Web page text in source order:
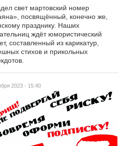
2023 - 15:40
свет мартовский номер
посвящённый, конечно же,
празднику. Наших
ждёт юмористический
составленный из карикатур,
стихов и прикольных